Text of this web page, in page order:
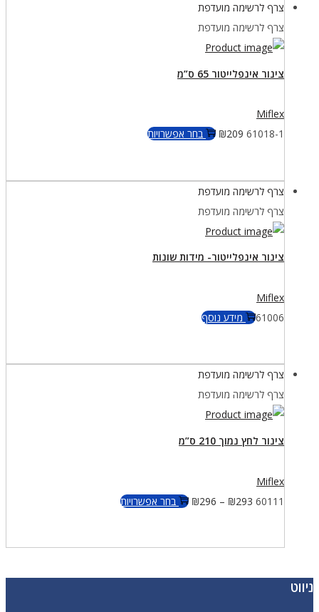
צרף לרשימה מועדפת
צרף לרשימה מועדפת
צינור אינפלייטור 65 ס”מ
Miflex
61018-1
₪209 בחר אפשרויותלמוצר
צרף לרשימה מועדפת
צרף לרשימה מועדפת
צינור אינפלייטור- מידות שונות
Miflex
61006
מידע נוסף
צרף לרשימה מועדפת
צרף לרשימה מועדפת
צינור לחץ נמוך 210 ס”מ
Miflex
60111
₪293
–
₪296 בחר אפשרויותלמוצר
סוגים.
ניווט